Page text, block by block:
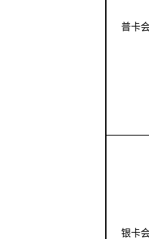
普卡
银卡